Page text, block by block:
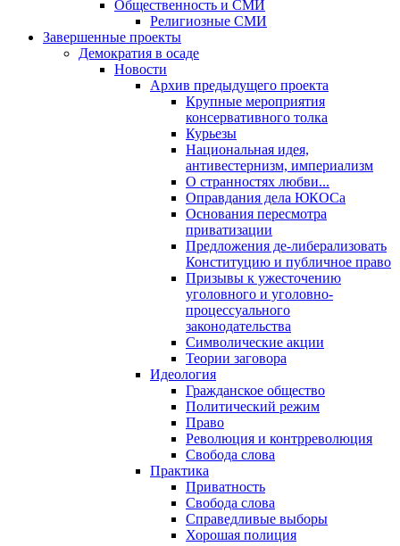
Общественность и СМИ
Религиозные СМИ
Завершенные проекты
Демократия в осаде
Новости
Архив предыдущего проекта
Крупные мероприятия
консервативного толка
Курьезы
Национальная идея,
антивестернизм, империализм
О странностях любви...
Оправдания дела ЮКОСа
Основания пересмотра
приватизации
Предложения де-либерализовать
Конституцию и публичное право
Призывы к ужесточению
уголовного и уголовно-
процессуального
законодательства
Символические акции
Теории заговора
Идеология
Гражданское общество
Политический режим
Право
Революция и контрреволюция
Свобода слова
Практика
Приватность
Свобода слова
Справедливые выборы
Хорошая полиция